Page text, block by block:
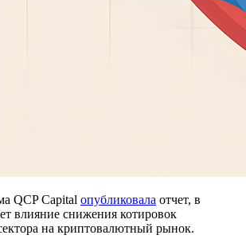
QCP Capital опубликовала отчет, в
влияние снижения котировок
на криптовалютный рынок.